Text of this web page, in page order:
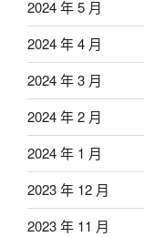
2024 年 5 月
2024 年 4 月
2024 年 3 月
2024 年 2 月
2024 年 1 月
2023 年 12 月
2023 年 11 月